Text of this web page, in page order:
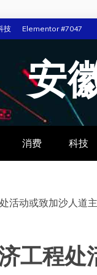
技 Elementor #7047
安
消费 科技
活动或致加沙人道
工程处